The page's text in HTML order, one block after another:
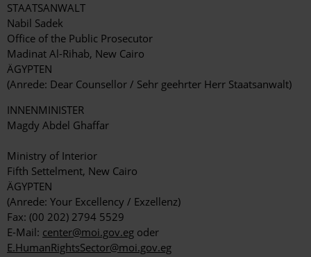
STAATSANWALT
Nabil Sadek
Office of the Public Prosecutor
Madinat Al-Rihab, New Cairo
ÄGYPTEN
(Anrede: Dear Counsellor / Sehr geehrter Herr Staatsanwalt)
INNENMINISTER
Magdy Abdel Ghaffar
Ministry of Interior
Fifth Settelment, New Cairo
ÄGYPTEN
(Anrede: Your Excellency / Exzellenz)
Fax: (00 202) 2794 5529
E-Mail: center@moi.gov.eg oder
E.HumanRightsSector@moi.gov.eg